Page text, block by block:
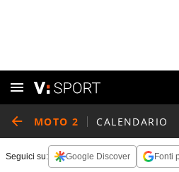
MOTO 2 CALENDARIO
Seguici su: Google Discover Fonti